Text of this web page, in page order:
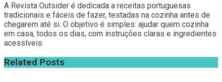
A Revista Outsider é dedicada a receitas portuguesas
tradicionais e fáceis de fazer, testadas na cozinha antes de
chegarem até si. O objetivo é simples: ajudar quem cozinha
em casa, todos os dias, com instruções claras e ingredientes
acessíveis.
Related Posts